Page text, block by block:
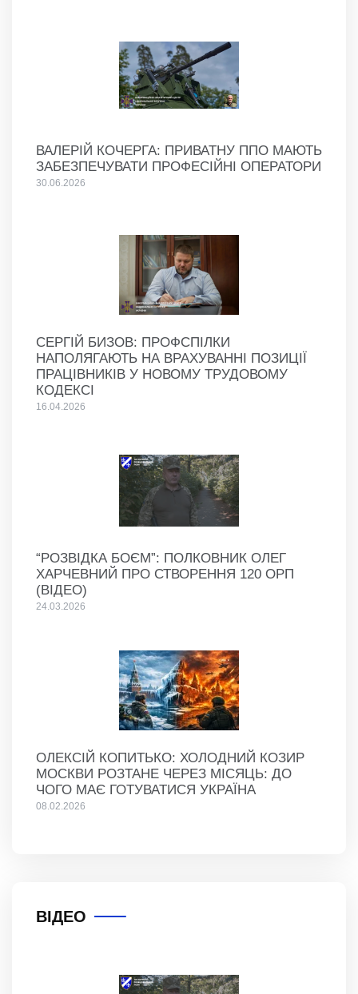
ВАЛЕРІЙ КОЧЕРГА: ПРИВАТНУ ППО МАЮТЬ
ЗАБЕЗПЕЧУВАТИ ПРОФЕСІЙНІ ОПЕРАТОРИ
30.06.2026
СЕРГІЙ БИЗОВ: ПРОФСПІЛКИ
НАПОЛЯГАЮТЬ НА ВРАХУВАННІ ПОЗИЦІЇ
ПРАЦІВНИКІВ У НОВОМУ ТРУДОВОМУ
КОДЕКСІ
16.04.2026
“РОЗВІДКА БОЄМ”: ПОЛКОВНИК ОЛЕГ
ХАРЧЕВНИЙ ПРО СТВОРЕННЯ 120 ОРП
(ВІДЕО)
24.03.2026
ОЛЕКСІЙ КОПИТЬКО: ХОЛОДНИЙ КОЗИР
МОСКВИ РОЗТАНЕ ЧЕРЕЗ МІСЯЦЬ: ДО
ЧОГО МАЄ ГОТУВАТИСЯ УКРАЇНА
08.02.2026
ВІДЕО